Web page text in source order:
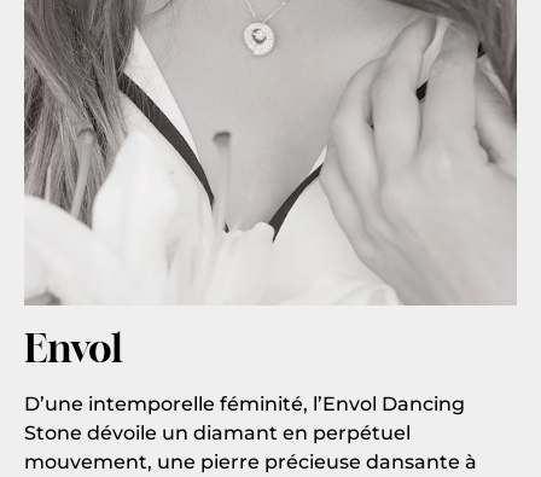
Envol
D’une intemporelle féminité, l’Envol Dancing
Stone dévoile un diamant en perpétuel
mouvement, une pierre précieuse dansante à